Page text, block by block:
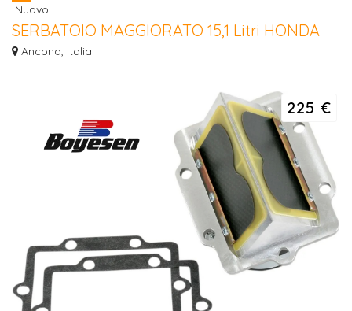
Nuovo
SERBATOIO MAGGIORATO 15,1 Litri HONDA
Ancona, Italia
225 €